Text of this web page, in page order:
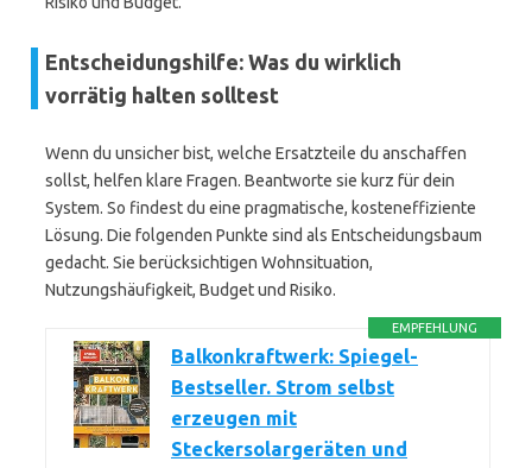
Entscheidungshilfe: Was du wirklich
vorrätig halten solltest
Wenn du unsicher bist, welche Ersatzteile du anschaffen
sollst, helfen klare Fragen. Beantworte sie kurz für dein
System. So findest du eine pragmatische, kosteneffiziente
Lösung. Die folgenden Punkte sind als Entscheidungsbaum
gedacht. Sie berücksichtigen Wohnsituation,
Nutzungshäufigkeit, Budget und Risiko.
EMPFEHLUNG
Balkonkraftwerk: Spiegel-
Bestseller. Strom selbst
erzeugen mit
Steckersolargeräten und